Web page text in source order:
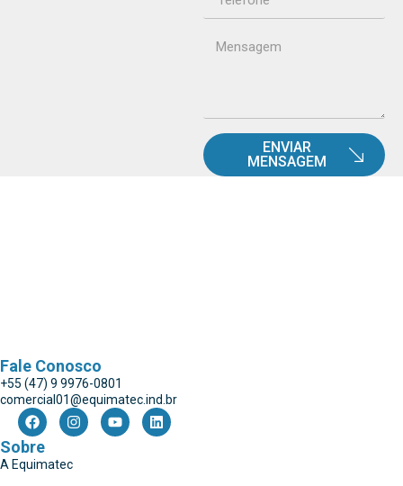
ENVIAR
MENSAGEM
Fale Conosco
+55 (47) 9 9976-0801
comercial01@equimatec.ind.br
Sobre
A Equimatec